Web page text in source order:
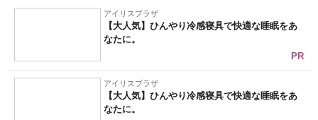
アイリスプラザ
【大人気】ひんやり冷感寝具で快適な睡眠をあ
なたに。
PR
アイリスプラザ
【大人気】ひんやり冷感寝具で快適な睡眠をあ
なたに。